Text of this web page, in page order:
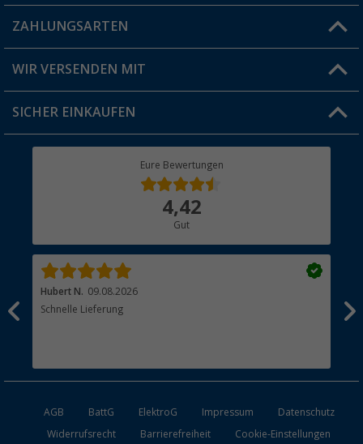
Blog
Jobs & Karriere
FAQ & Kontakt
Versandinformationen
Rücksendung
ZAHLUNGSARTEN
WIR VERSENDEN MIT
SICHER EINKAUFEN
Eure Bewertungen
4,42
Gut
Hubert N. 09.08.2026
Schnelle Lieferung
AGB BattG ElektroG Impressum
Datenschutz
Widerrufsrecht
Barrierefreiheit Cookie-Einstellungen